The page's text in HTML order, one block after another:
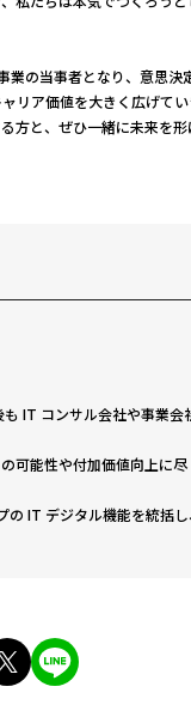
業の当事者となり、意思決
リア価値を大きく広げて
方と、ぜひ一緒に未来を
IT コンサル会社や事業会
可能性や付加価値向上に尽
の IT デジタル機能を統括